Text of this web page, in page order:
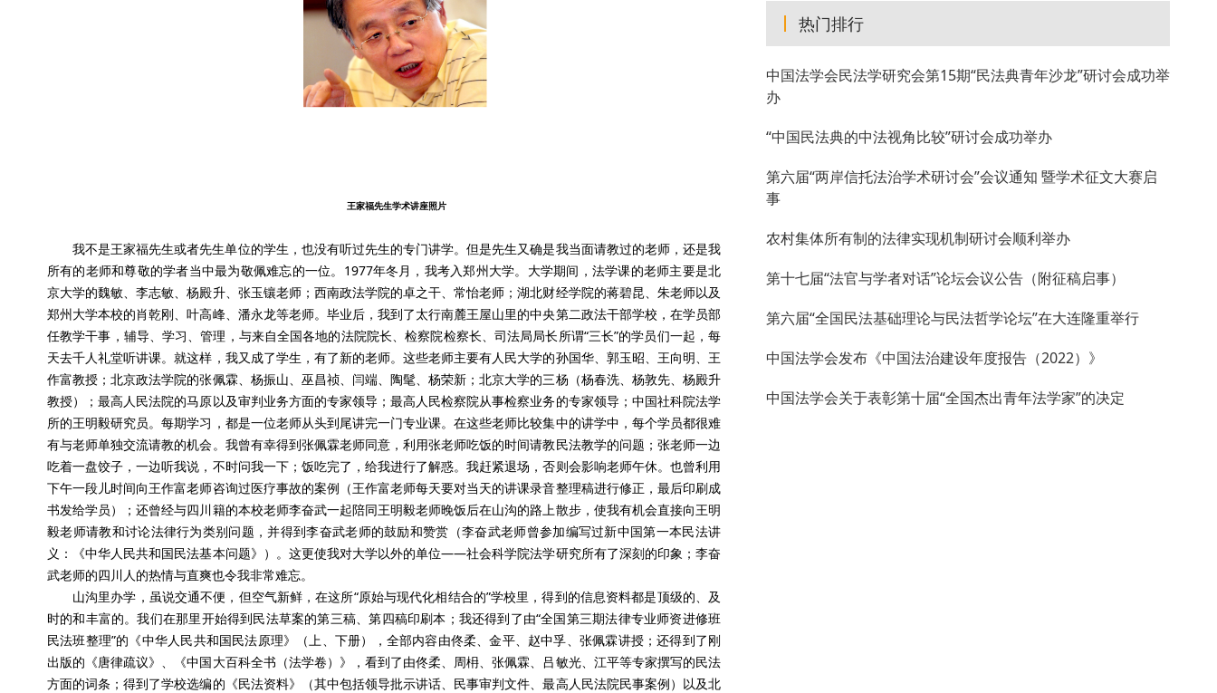
王家福先生学术讲座照片
我不是王家福先生或者先生单位的学生，也没有听过先生的专门讲学。但是先生又确是我当面请教过的老师，还是我
所有的老师和尊敬的学者当中最为敬佩难忘的一位。1977年冬月，我考入郑州大学。大学期间，法学课的老师主要是北
京大学的魏敏、李志敏、杨殿升、张玉镶老师；西南政法学院的卓之干、常怡老师；湖北财经学院的蒋碧昆、朱老师以及
郑州大学本校的肖乾刚、叶高峰、潘永龙等老师。毕业后，我到了太行南麓王屋山里的中央第二政法干部学校，在学员部
任教学干事，辅导、学习、管理，与来自全国各地的法院院长、检察院检察长、司法局局长所谓“三长”的学员们一起，每
天去千人礼堂听讲课。就这样，我又成了学生，有了新的老师。这些老师主要有人民大学的孙国华、郭玉昭、王向明、王
作富教授；北京政法学院的张佩霖、杨振山、巫昌祯、闫端、陶髦、杨荣新；北京大学的三杨（杨春洗、杨敦先、杨殿升
教授）；最高人民法院的马原以及审判业务方面的专家领导；最高人民检察院从事检察业务的专家领导；中国社科院法学
所的王明毅研究员。每期学习，都是一位老师从头到尾讲完一门专业课。在这些老师比较集中的讲学中，每个学员都很难
有与老师单独交流请教的机会。我曾有幸得到张佩霖老师同意，利用张老师吃饭的时间请教民法教学的问题；张老师一边
吃着一盘饺子，一边听我说，不时问我一下；饭吃完了，给我进行了解惑。我赶紧退场，否则会影响老师午休。也曾利用
下午一段儿时间向王作富老师咨询过医疗事故的案例（王作富老师每天要对当天的讲课录音整理稿进行修正，最后印刷成
书发给学员）；还曾经与四川籍的本校老师李奋武一起陪同王明毅老师晚饭后在山沟的路上散步，使我有机会直接向王明
毅老师请教和讨论法律行为类别问题，并得到李奋武老师的鼓励和赞赏（李奋武老师曾参加编写过新中国第一本民法讲
义：《中华人民共和国民法基本问题》）。这更使我对大学以外的单位——社会科学院法学研究所有了深刻的印象；李奋
武老师的四川人的热情与直爽也令我非常难忘。
山沟里办学，虽说交通不便，但空气新鲜，在这所“原始与现代化相结合的”学校里，得到的信息资料都是顶级的、及
时的和丰富的。我们在那里开始得到民法草案的第三稿、第四稿印刷本；我还得到了由“全国第三期法律专业师资进修班
民法班整理”的《中华人民共和国民法原理》（上、下册），全部内容由佟柔、金平、赵中孚、张佩霖讲授；还得到了刚
出版的《唐律疏议》、《中国大百科全书（法学卷）》，看到了由佟柔、周枏、张佩霖、吕敏光、江平等专家撰写的民法
方面的词条；得到了学校选编的《民法资料》（其中包括领导批示讲话、民事审判文件、最高人民法院民事案例）以及北
热门排行
中国法学会民法学研究会第15期“民法典青年沙龙”研讨会成功举
办
“中国民法典的中法视角比较”研讨会成功举办
第六届“两岸信托法治学术研讨会”会议通知 暨学术征文大赛启
事
农村集体所有制的法律实现机制研讨会顺利举办
第十七届“法官与学者对话”论坛会议公告（附征稿启事）
第六届“全国民法基础理论与民法哲学论坛”在大连隆重举行
中国法学会发布《中国法治建设年度报告（2022）》
中国法学会关于表彰第十届“全国杰出青年法学家”的决定